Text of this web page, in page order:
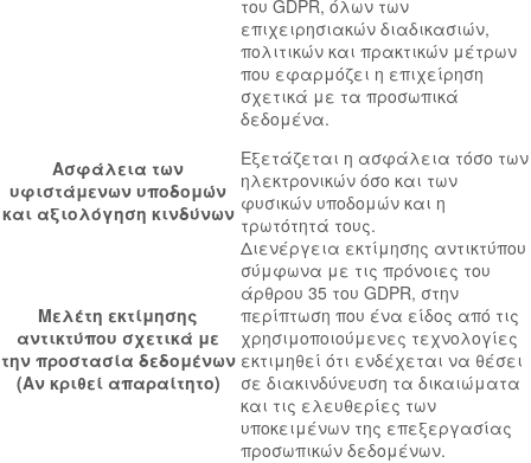
του GDPR, όλων των
επιχειρησιακών διαδικασιών,
πολιτικών και πρακτικών μέτρων
που εφαρμόζει η επιχείρηση
σχετικά με τα προσωπικά
δεδομένα.
Ασφάλεια των
υφιστάμενων υποδομών
και αξιολόγηση κινδύνων
Εξετάζεται η ασφάλεια τόσο των
ηλεκτρονικών όσο και των
φυσικών υποδομών και η
τρωτότητά τους.
Μελέτη εκτίμησης
αντικτύπου σχετικά με
την προστασία δεδομένων
(Αν κριθεί απαραίτητο)
Διενέργεια εκτίμησης αντικτύπου
σύμφωνα με τις πρόνοιες του
άρθρου 35 του GDPR, στην
περίπτωση που ένα είδος από τις
χρησιμοποιούμενες τεχνολογίες
εκτιμηθεί ότι ενδέχεται να θέσει
σε διακινδύνευση τα δικαιώματα
και τις ελευθερίες των
υποκειμένων της επεξεργασίας
προσωπικών δεδομένων.